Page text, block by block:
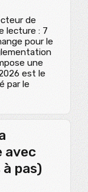
de
lecture : 7
pour le
une
est le
par le
avec
pas)